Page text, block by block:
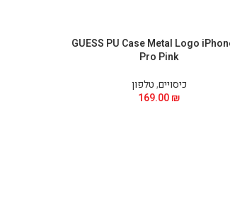
GUESS PU Case Metal Logo
Pro Pink
כיסויים,טלפון
169.00₪